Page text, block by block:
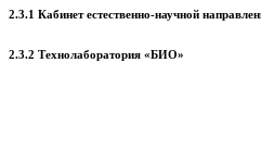
2.3.1 Кабинет естественно-научной
2.3.2 Технолаборатория «БИО»